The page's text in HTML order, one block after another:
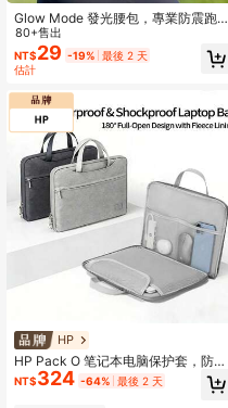
Glow Mode 發光腰包，專業防震跑步
腰包（女款），附可調節肩帶，防水
運動腰包，適合戶外健身、旅行、休
閒跑步、登山、騎單車，跑步配件，
旅行必備
80+售出
NT$29 -19% 最後 2 天
估計
HP
HP Pack O 笔记本电脑保护套，防震
防刮内衬，防水面料，360 度全方位
保护笔记本电脑便携包
NT$324 -64% 最後 2 天